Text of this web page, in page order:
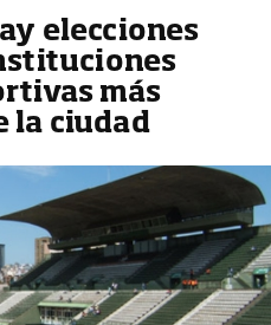
elecciones
más
la ciudad